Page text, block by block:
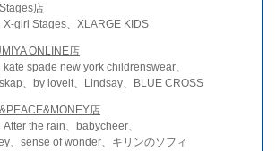
店
X-girl Stages、XLARGE KIDS
ONLINE店
spade new york childrenswear、
、by loveit、Lindsay、BLUE CROSS
店
the rain、babycheer、
、sense of wonder、キリンのソフィ